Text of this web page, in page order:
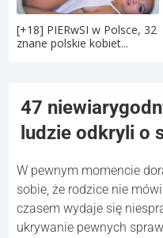
[+18] PIERwSI w Polsce, 32
znane polskie kobiet...
47
ludzie odkryli o
W pewnym momencie
sobie, że rodzice nie
czasem wydaje się
ukrywanie pewnych